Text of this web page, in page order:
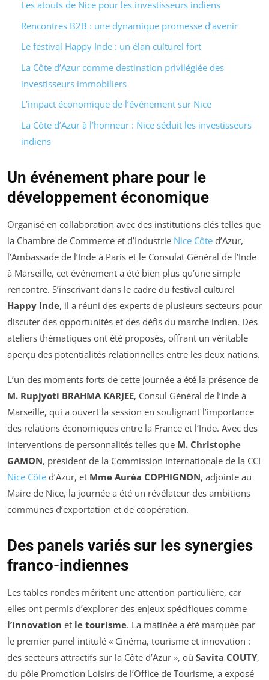
Les atouts de Nice pour les investisseurs indiens
Rencontres B2B : une dynamique promesse d’avenir
Le festival Happy Inde : un élan culturel fort
La Côte d’Azur comme destination privilégiée des
investisseurs immobiliers
L’impact économique de l’événement sur Nice
La Côte d’Azur à l’honneur : Nice séduit les investisseurs
indiens
Un événement phare pour le
développement économique
Organisé en collaboration avec des institutions clés telles que
la Chambre de Commerce et d’Industrie Nice Côte d’Azur,
l’Ambassade de l’Inde à Paris et le Consulat Général de l’Inde
à Marseille, cet événement a été bien plus qu’une simple
rencontre. S’inscrivant dans le cadre du festival culturel
Happy Inde, il a réuni des experts de plusieurs secteurs pour
discuter des opportunités et des défis du marché indien. Des
ateliers thématiques ont été proposés, offrant un véritable
aperçu des potentialités relationnelles entre les deux nations.
L’un des moments forts de cette journée a été la présence de
M. Rupjyoti BRAHMA KARJEE, Consul Général de l’Inde à
Marseille, qui a ouvert la session en soulignant l’importance
des relations économiques entre la France et l’Inde. Avec des
interventions de personnalités telles que M. Christophe
GAMON, président de la Commission Internationale de la CCI
Nice Côte d’Azur, et Mme Auréa COPHIGNON, adjointe au
Maire de Nice, la journée a été un révélateur des ambitions
communes d’exportation et de coopération.
Des panels variés sur les synergies
franco-indiennes
Les tables rondes méritent une attention particulière, car
elles ont permis d’explorer des enjeux spécifiques comme
l’innovation et le tourisme. La matinée a été marquée par
le premier panel intitulé « Cinéma, tourisme et innovation :
des secteurs attractifs sur la Côte d’Azur », où Savita COUTY,
du pôle Promotion Loisirs de l’Office de Tourisme, a exposé